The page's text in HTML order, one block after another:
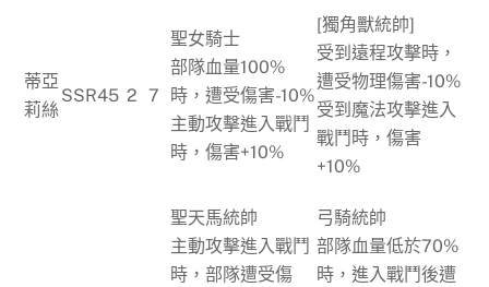
蒂亞
莉絲
SSR45 2 7
聖女騎士
部隊血量100%
時，遭受傷害-10%
主動攻擊進入戰鬥
時，傷害+10%
[獨角獸統帥]
受到遠程攻擊時，
遭受物理傷害-10%
受到魔法攻擊進入
戰鬥時，傷害
+10%
聖天馬統帥
主動攻擊進入戰鬥
時，部隊遭受傷
弓騎統帥
部隊血量低於70%
時，進入戰鬥後遭